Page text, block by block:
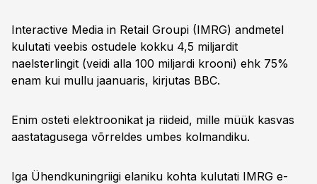
Interactive Media in Retail Groupi (IMRG) andmetel
kulutati veebis ostudele kokku 4,5 miljardit
naelsterlingit (veidi alla 100 miljardi krooni) ehk 75%
enam kui mullu jaanuaris, kirjutas BBC.
Enim osteti elektroonikat ja riideid, mille müük kasvas
aastatagusega võrreldes umbes kolmandiku.
Iga Ühendkuningriigi elaniku kohta kulutati IMRG e-